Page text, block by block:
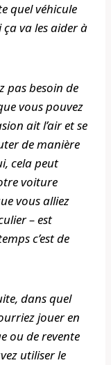
quel véhicule
ça va les aider à
pas besoin de
vous pouvez
ait l’air et se
de manière
cela peut
voiture
vous alliez
– est
c’est de
dans quel
jouer en
ou de revente
utiliser le